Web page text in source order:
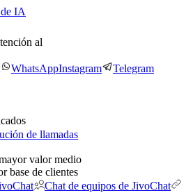
IA
al
WhatsAppInstagram Telegram
de llamadas
valor medio
base de clientes
Chat de equipos de JivoChat